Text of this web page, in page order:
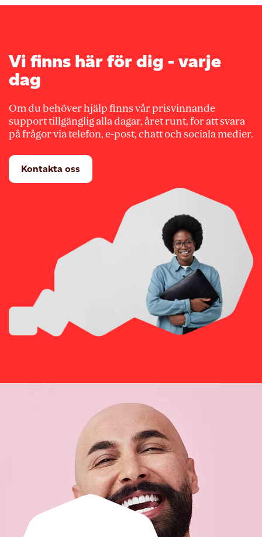
Vi finns här för dig - varje
dag
Om du behöver hjälp finns vår prisvinnande
support tillgänglig alla dagar, året runt, for att svara
på frågor via telefon, e-post, chatt och sociala medier.
Kontakta oss